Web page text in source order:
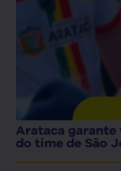
Arataca garante
do time de São